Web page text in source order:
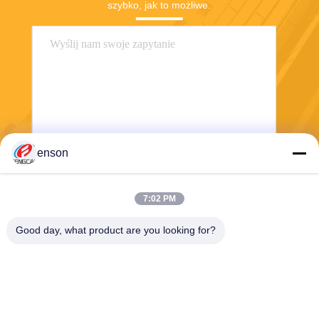
szybko, jak to możliwe.
Wysłać
enson
7:02 PM
Good day, what product are you looking for?